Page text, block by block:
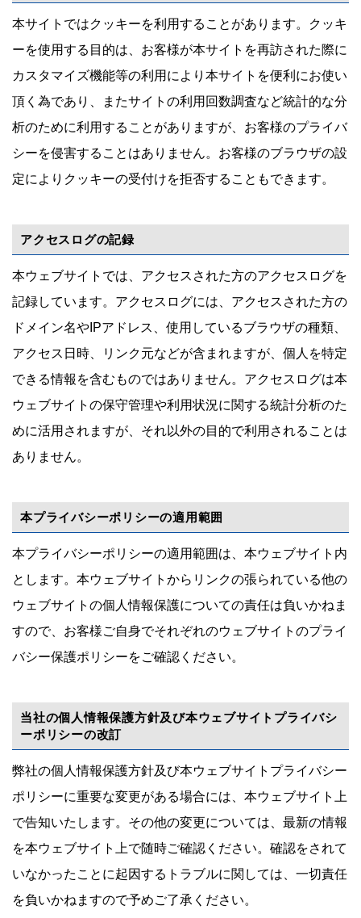
本サイトではクッキーを利用することがあります。クッキ
ーを使用する目的は、お客様が本サイトを再訪された際に
カスタマイズ機能等の利用により本サイトを便利にお使い
頂く為であり、またサイトの利用回数調査など統計的な分
析のために利用することがありますが、お客様のプライバ
シーを侵害することはありません。お客様のブラウザの設
定によりクッキーの受付けを拒否することもできます。
アクセスログの記録
本ウェブサイトでは、アクセスされた方のアクセスログを
記録しています。アクセスログには、アクセスされた方の
ドメイン名やIPアドレス、使用しているブラウザの種類、
アクセス日時、リンク元などが含まれますが、個人を特定
できる情報を含むものではありません。アクセスログは本
ウェブサイトの保守管理や利用状況に関する統計分析のた
めに活用されますが、それ以外の目的で利用されることは
ありません。
本プライバシーポリシーの適用範囲
本プライバシーポリシーの適用範囲は、本ウェブサイト内
とします。本ウェブサイトからリンクの張られている他の
ウェブサイトの個人情報保護についての責任は負いかねま
すので、お客様ご自身でそれぞれのウェブサイトのプライ
バシー保護ポリシーをご確認ください。
当社の個人情報保護方針及び本ウェブサイトプライバシ
ーポリシーの改訂
弊社の個人情報保護方針及び本ウェブサイトプライバシー
ポリシーに重要な変更がある場合には、本ウェブサイト上
で告知いたします。その他の変更については、最新の情報
を本ウェブサイト上で随時ご確認ください。確認をされて
いなかったことに起因するトラブルに関しては、一切責任
を負いかねますので予めご了承ください。